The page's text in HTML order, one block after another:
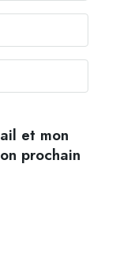
et mon
prochain